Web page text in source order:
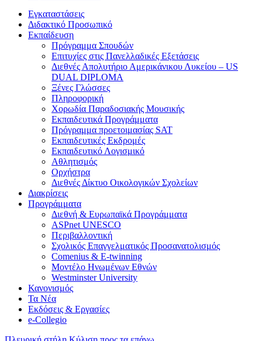
Εγκαταστάσεις
Διδακτικό Προσωπικό
Εκπαίδευση
Πρόγραμμα Σπουδών
Επιτυχίες στις Πανελλαδικές Εξετάσεις
Διεθνές Απολυτήριο Αμερικάνικου Λυκείου – US
DUAL DIPLOMA
Ξένες Γλώσσες
Πληροφορική
Χορωδία Παραδοσιακής Μουσικής
Εκπαιδευτικά Προγράμματα
Πρόγραμμα προετοιμασίας SAT
Εκπαιδευτικές Εκδρομές
Εκπαιδευτικό Λογισμικό
Αθλητισμός
Ορχήστρα
Διεθνές Δίκτυο Οικολογικών Σχολείων
Διακρίσεις
Προγράμματα
Διεθνή & Ευρωπαϊκά Προγράμματα
ASPnet UNESCO
Περιβαλλοντική
Σχολικός Επαγγελματικός Προσανατολισμός
Comenius & E-twinning
Μοντέλο Ηνωμένων Εθνών
Westminster University
Κανονισμός
Τα Νέα
Εκδόσεις & Εργασίες
e-Collegio